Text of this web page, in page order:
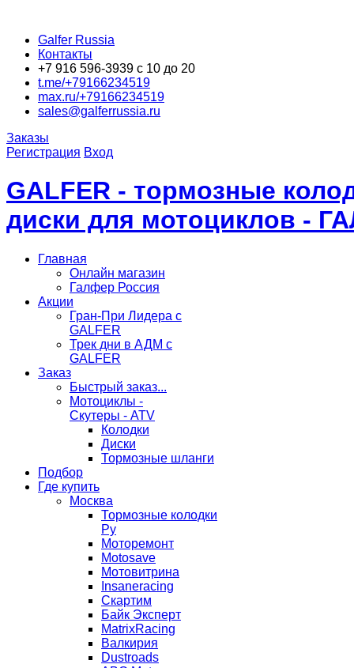
Galfer Russia
Контакты
+7 916 596-3939 с 10 до 20
t.me/+79166234519
max.ru/+79166234519
sales@galferrussia.ru
Заказы
Регистрация Вход
GALFER - тормозные
диски для мотоциклов -
Главная
Онлайн магазин
Галфер Россия
Акции
Гран-При Лидера c
GALFER
Трек дни в АДМ с
GALFER
Заказ
Быстрый заказ...
Мотоциклы -
Скутеры - ATV
Колодки
Диски
Тормозные шланги
Подбор
Где купить
Москва
Тормозные колодки
Ру
Моторемонт
Motosave
Мотовитрина
Insaneracing
Скартим
Байк Эксперт
MatrixRacing
Валкирия
Dustroads